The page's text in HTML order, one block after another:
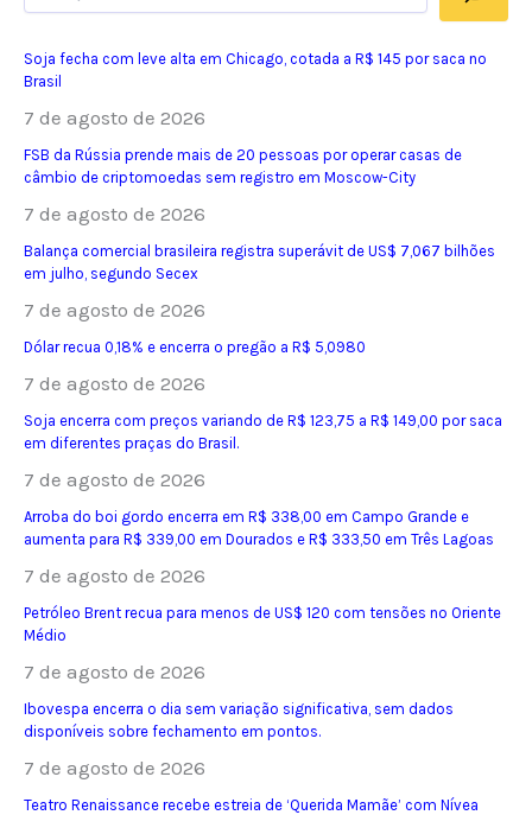
Soja fecha com leve alta em Chicago, cotada a R$ 145 por saca no
Brasil
7 de agosto de 2026
FSB da Rússia prende mais de 20 pessoas por operar casas de
câmbio de criptomoedas sem registro em Moscow-City
7 de agosto de 2026
Balança comercial brasileira registra superávit de US$ 7,067 bilhões
em julho, segundo Secex
7 de agosto de 2026
Dólar recua 0,18% e encerra o pregão a R$ 5,0980
7 de agosto de 2026
Soja encerra com preços variando de R$ 123,75 a R$ 149,00 por saca
em diferentes praças do Brasil.
7 de agosto de 2026
Arroba do boi gordo encerra em R$ 338,00 em Campo Grande e
aumenta para R$ 339,00 em Dourados e R$ 333,50 em Três Lagoas
7 de agosto de 2026
Petróleo Brent recua para menos de US$ 120 com tensões no Oriente
Médio
7 de agosto de 2026
Ibovespa encerra o dia sem variação significativa, sem dados
disponíveis sobre fechamento em pontos.
7 de agosto de 2026
Teatro Renaissance recebe estreia de ‘Querida Mamãe’ com Nívea